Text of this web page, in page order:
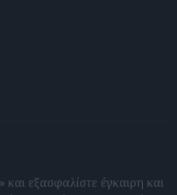
feeds
εξασφαλίστε έγκαιρη και